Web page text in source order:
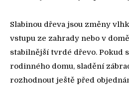
Slabinou dřeva jsou změny
vstupu ze zahrady nebo v
stabilnější tvrdé dřevo. Pokud
rodinného domu, sladění
rozhodnout ještě před